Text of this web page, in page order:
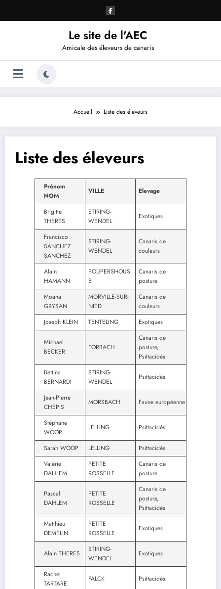
contenu
Le site de l'AEC
Amicale des éleveurs de canaris
Accueil Liste des éleveurs
Liste des éleveurs
Prénom
NOM
VILLE Elevage
Brigitte
THERES
STIRING-
WENDEL
Exotiques
Francisco
SANCHEZ
SANCHEZ
STIRING-
WENDEL
Canaris de
couleurs
Alain
HAMANN
POUPERSHOUS
E
Canaris de
posture
Moana
GRYSAN
MORVILLE-SUR-
NIED
Canaris de
couleurs
Joseph KLEIN
TENTELING Exotiques
Michael
BECKER
FORBACH
Canaris de
posture,
Psittacidés
Bettina
BERNARDI
STIRING-
WENDEL
Psittacidés
Jean-Pierre
CHEPIS
MORSBACH Faune européenne
Stéphane
WOOP
LELLING Psittacidés
Sarah WOOP LELLING
Psittacidés
Valérie
DAHLEM
PETITE
ROSSELLE
Canaris de
posture
Pascal
DAHLEM
PETITE
ROSSELLE
Canaris de
posture,
Psittacidés
Matthieu
DEMELIN
PETITE
ROSSELLE
Exotiques
Alain THERES
STIRING-
WENDEL
Exotiques
Rachel
TARTARE
FALCK Psittacidés